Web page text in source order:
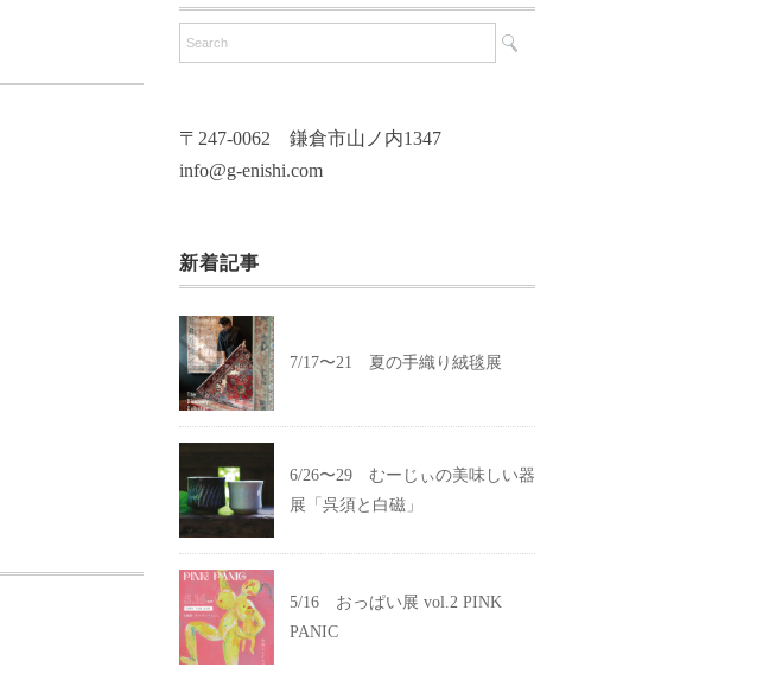
〒247-0062 鎌倉市山ノ内1347
info@g-enishi.com
新着記事
7/17〜21 夏の手織り絨毯展
6/26〜29 むーじぃの美味しい器
展「呉須と白磁」
5/16 おっぱい展 vol.2 PINK
PANIC